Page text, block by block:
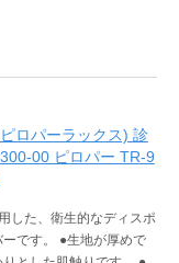
ロパーラックス) 診
00 ピロパー TR-9
した、衛生的なディスポ
です。 ●生地が厚めで